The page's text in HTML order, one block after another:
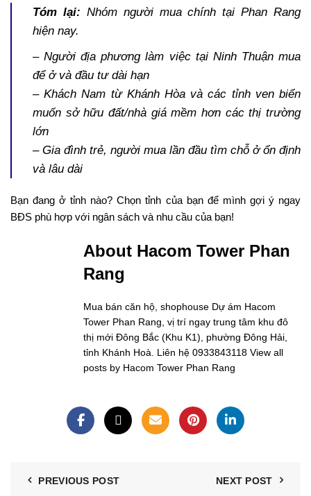
Tóm lại: Nhóm người mua chính tại Phan Rang
hiện nay.
– Người địa phương làm việc tại Ninh Thuận mua
để ở và đầu tư dài hạn
– Khách Nam từ Khánh Hòa và các tỉnh ven biển
muốn sở hữu đất/nhà giá mềm hơn các thị trường
lớn
– Gia đình trẻ, người mua lần đầu tìm chỗ ở ổn định
và lâu dài
Bạn đang ở tỉnh nào? Chọn tỉnh của bạn để mình gợi ý ngay
BĐS phù hợp với ngân sách và nhu cầu của bạn!
About Hacom Tower Phan
Rang
Mua bán căn hộ, shophouse Dự ám Hacom
Tower Phan Rang, vị trí ngay trung tâm khu đô
thị mới Đông Bắc (Khu K1), phường Đông Hải,
tỉnh Khánh Hoà. Liên hệ 0933843118 View all
posts by Hacom Tower Phan Rang
PREVIOUS POST NEXT POST